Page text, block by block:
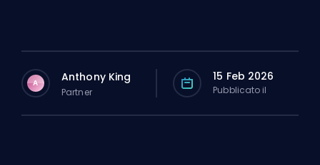
A Anthony King
Partner
15 Feb 2026
Pubblicato il